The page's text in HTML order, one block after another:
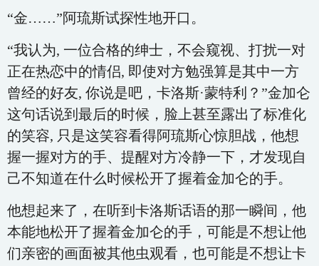
“金……”阿琉斯试探性地开口。
“我认为, 一位合格的绅士，不会窥视、打扰一对
正在热恋中的情侣, 即使对方勉强算是其中一方
曾经的好友, 你说是吧，卡洛斯·蒙特利？”金加仑
这句话说到最后的时候，脸上甚至露出了标准化
的笑容, 只是这笑容看得阿琉斯心惊胆战，他想
握一握对方的手、提醒对方冷静一下，才发现自
己不知道在什么时候松开了握着金加仑的手。
他想起来了，在听到卡洛斯话语的那一瞬间，他
本能地松开了握着金加仑的手，可能是不想让他
们亲密的画面被其他虫观看，也可能是不想让卡